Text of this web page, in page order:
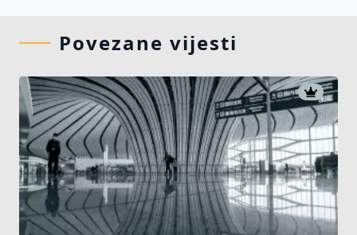
Povezane vijesti